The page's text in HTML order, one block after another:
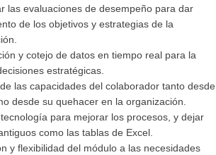
las evaluaciones de desempeño para dar
de los objetivos y estrategias de la
y cotejo de datos en tiempo real para la
estratégicas.
las capacidades del colaborador tanto desde
desde su quehacer en la organización.
para mejorar los procesos, y dejar
como las tablas de Excel.
y flexibilidad del módulo a las necesidades